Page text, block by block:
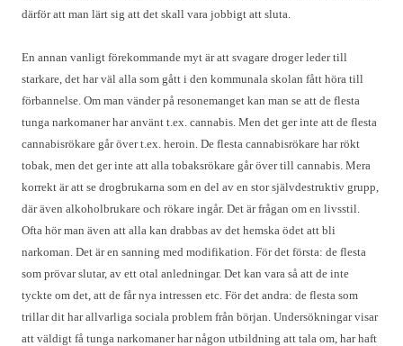
därför att man lärt sig att det skall vara jobbigt att sluta.
En annan vanligt förekommande myt är att svagare droger leder till
starkare, det har väl alla som gått i den kommunala skolan fått höra till
förbannelse. Om man vänder på resonemanget kan man se att de flesta
tunga narkomaner har använt t.ex. cannabis. Men det ger inte att de flesta
cannabisrökare går över t.ex. heroin. De flesta cannabisrökare har rökt
tobak, men det ger inte att alla tobaksrökare går över till cannabis. Mera
korrekt är att se drogbrukarna som en del av en stor självdestruktiv grupp,
där även alkoholbrukare och rökare ingår. Det är frågan om en livsstil.
Ofta hör man även att alla kan drabbas av det hemska ödet att bli
narkoman. Det är en sanning med modifikation. För det första: de flesta
som prövar slutar, av ett otal anledningar. Det kan vara så att de inte
tyckte om det, att de får nya intressen etc. För det andra: de flesta som
trillar dit har allvarliga sociala problem från början. Undersökningar visar
att väldigt få tunga narkomaner har någon utbildning att tala om, har haft